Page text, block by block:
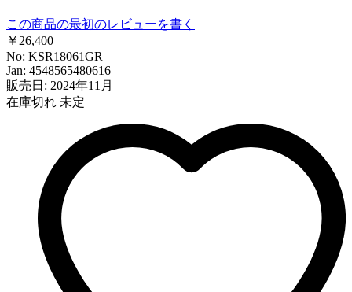
この商品の最初のレビューを書く
￥26,400
No: KSR18061GR
Jan: 4548565480616
販売日: 2024年11月
在庫切れ 未定